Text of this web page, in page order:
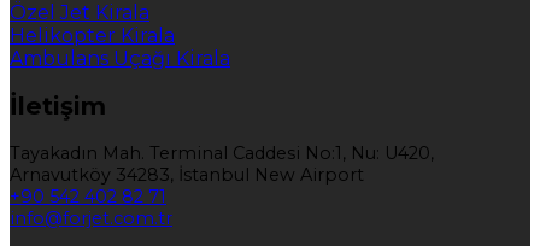
Özel Jet Kirala
Helikopter Kirala
Ambulans Uçağı Kirala
İletişim
Tayakadın Mah. Terminal Caddesi No:1, Nu: U420,
Arnavutköy 34283, İstanbul New Airport
+90 542 402 82 71
info@forjet.com.tr